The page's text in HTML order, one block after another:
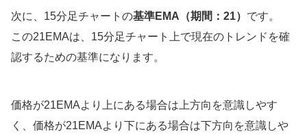
次に、15分足チャートの基準EMA（期間：21） です。
この21EMAは、15分足チャート上で現在のトレンドを確
認するための基準になります。
価格が21EMAより上にある場合は上方向を意識しやす
く、価格が21EMAより下にある場合は下方向を意識しや